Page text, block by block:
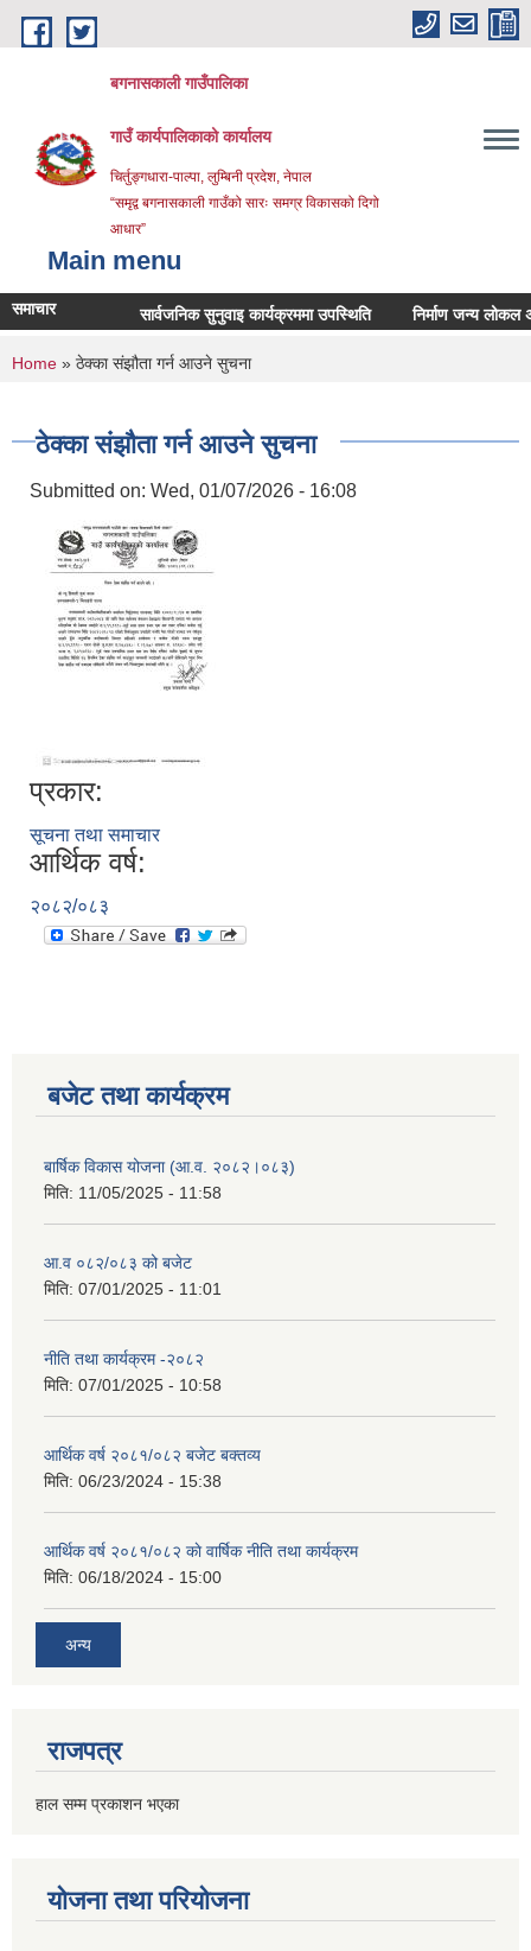
Skip to main content
बगनासकाली गाउँपालिका
गाउँ कार्यपालिकाको कार्यालय
चिर्तुङ्गधारा-पाल्पा, लुम्बिनी प्रदेश, नेपाल
“समृद्व बगनासकाली गाउँको सारः समग्र विकासको दिगो
आधार”
Main menu
समाचार सार्वजनिक सुनुवाइ कार्यक्रममा उपस्थिति निर्माण जन्य लोकल
You are here
Home » ठेक्का संझौता गर्न आउने सुचना
ठेक्का संझौता गर्न आउने सुचना
Submitted on: Wed, 01/07/2026 - 16:08
प्रकार:
सूचना तथा समाचार
आर्थिक वर्ष:
२०८२/०८३
बजेट तथा कार्यक्रम
बार्षिक विकास योजना (आ.व. २०८२।०८३)
मिति: 11/05/2025 - 11:58
आ.व ०८२/०८३ को बजेट
मिति: 07/01/2025 - 11:01
नीति तथा कार्यक्रम -२०८२
मिति: 07/01/2025 - 10:58
आर्थिक वर्ष २०८१/०८२ बजेट बक्तव्य
मिति: 06/23/2024 - 15:38
आर्थिक वर्ष २०८१/०८२ काे वार्षिक नीति तथा कार्यक्रम
मिति: 06/18/2024 - 15:00
अन्य
राजपत्र
हाल सम्म प्रकाशन भएका
योजना तथा परियोजना